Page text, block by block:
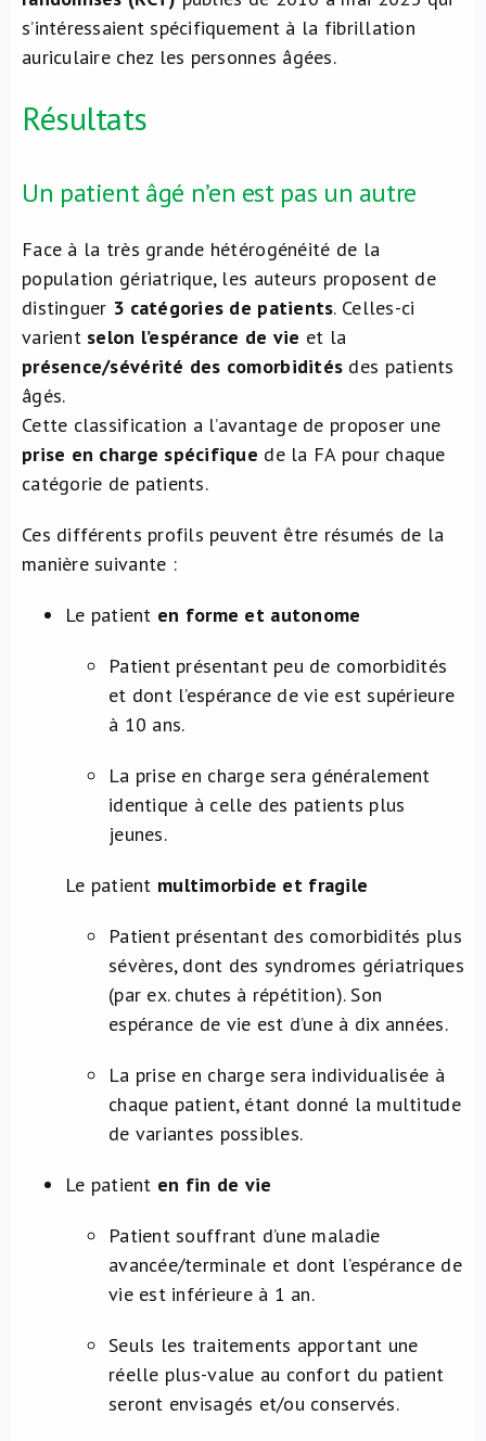
s’intéressaient spécifiquement à la fibrillation
auriculaire chez les personnes âgées.
Résultats
Un patient âgé n’en est pas un autre
Face à la très grande hétérogénéité de la
population gériatrique, les auteurs proposent de
distinguer 3 catégories de patients. Celles-ci
varient selon l’espérance de vie et la
présence/sévérité des comorbidités des patients
âgés.
Cette classification a l’avantage de proposer une
prise en charge spécifique de la FA pour chaque
catégorie de patients.
Ces différents profils peuvent être résumés de la
manière suivante :
Le patient en forme et autonome
Patient présentant peu de comorbidités
et dont l’espérance de vie est supérieure
à 10 ans.
La prise en charge sera généralement
identique à celle des patients plus
jeunes.
Le patient multimorbide et fragile
Patient présentant des comorbidités plus
sévères, dont des syndromes gériatriques
(par ex. chutes à répétition). Son
espérance de vie est d’une à dix années.
La prise en charge sera individualisée à
chaque patient, étant donné la multitude
de variantes possibles.
Le patient en fin de vie
Patient souffrant d’une maladie
avancée/terminale et dont l’espérance de
vie est inférieure à 1 an.
Seuls les traitements apportant une
réelle plus-value au confort du patient
seront envisagés et/ou conservés.